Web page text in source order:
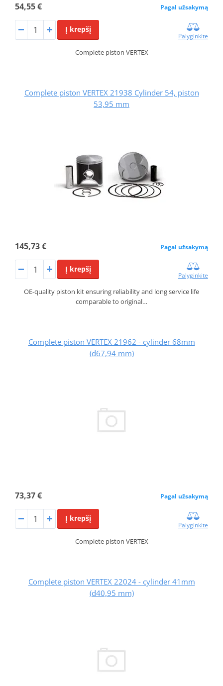
54,55 € Pagal užsakymą
Į krepšį
Palyginkite
Complete piston VERTEX
Complete piston VERTEX 21938 Cylinder 54, piston
53,95 mm
145,73 € Pagal užsakymą
Į krepšį
Palyginkite
OE-quality piston kit ensuring reliability and long service life
comparable to original…
Complete piston VERTEX 21962 - cylinder 68mm
(d67,94 mm)
73,37 € Pagal užsakymą
Į krepšį
Palyginkite
Complete piston VERTEX
Complete piston VERTEX 22024 - cylinder 41mm
(d40,95 mm)